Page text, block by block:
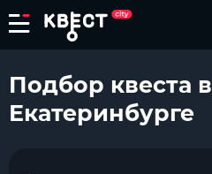
Подбор квеста в
Екатеринбурге